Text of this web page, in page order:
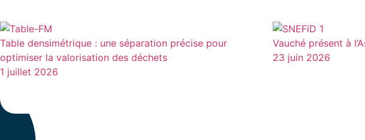
Table densimétrique : une séparation précise pour
optimiser la valorisation des déchets
1 juillet 2026
Vauché présent à
23 juin 2026